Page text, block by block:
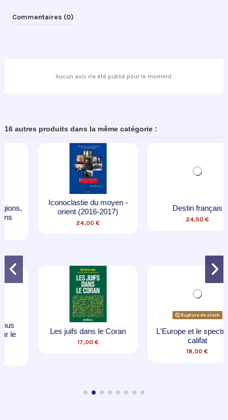
Commentaires (0)
Aucun avis n'a été publié pour le moment.
16 autres produits dans la même catégorie :
Destin français
24,50 €
Les habits neufs de
l'antisémitisme. Anatomie
Rupture de stock
L'Europe et le spectre du
califat
18,00 €
Un amour radical -
Croyance et identité
19,90 €